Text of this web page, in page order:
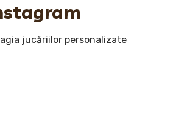
jucăriilor personalizate